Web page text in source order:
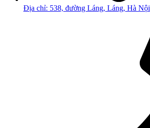
Địa chỉ: 538, đường Láng, Láng, Hà Nội